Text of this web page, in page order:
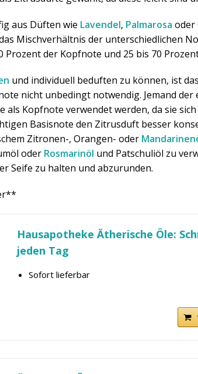
aus Düften wie Lavendel, Palmarosa oder
Mischverhältnis der unterschiedlichen
Prozent der Kopfnote und 25 bis 70
und individuell beduften zu können, ist
nicht unbedingt notwendig. Jemand der
als Kopfnote verwendet werden, da sie
Basisnote den Zitrusduft besser
Zitronen-, Orangen- oder
oder Rosmarinöl und Patschuliöl zu
Seife zu halten und abzurunden.
Hausapotheke Ätherische Öle:
jeden Tag
Sofort lieferbar